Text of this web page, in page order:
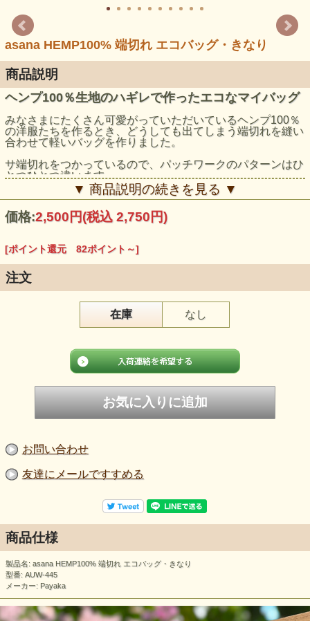
asana HEMP100% 端切れ エコバッグ・きなり
商品説明
ヘンプ100％生地のハギレで作ったエコなマイバッグ
みなさまにたくさん可愛がっていただいているヘンプ100％
の洋服たちを作るとき、どうしても出てしまう端切れを縫い
合わせて軽いバッグを作りました。
サ端切れをつかっているので、パッチワークのパターンはひ
とつひとつ違います。
世界でひとつのバッグをおでかけのお供にしてみてくださ
い。
▼ 商品説明の続きを見る ▼
価格:2,500円(税込 2,750円)
[ポイント還元 82ポイント～]
注文
在庫 なし
お問い合わせ
友達にメールですすめる
商品仕様
製品名: asana HEMP100% 端切れ エコバッグ・きなり
型番: AUW-445
メーカー: Payaka